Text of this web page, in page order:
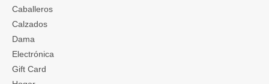
Caballeros
Calzados
Dama
Electrónica
Gift Card